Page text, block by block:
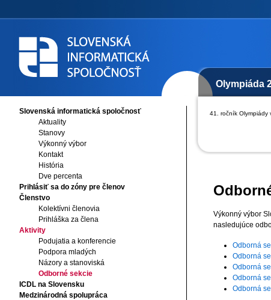
Slovenská informatická spoločnosť
Aktuality
Stanovy
Výkonný výbor
Kontakt
História
Dve percenta
Prihlásiť sa do zóny pre členov
Členstvo
Kolektívni členovia
Prihláška za člena
Aktivity
Podujatia a konferencie
Podpora mladých
Názory a stanoviská
Odborné sekcie
ICDL na Slovensku
Medzinárodná spolupráca
Výkonný výbor
nasledujúce
Odborná
Odborná
Odborná
Odborná
Odborná
Olympiáda
41. ročník Olympiády